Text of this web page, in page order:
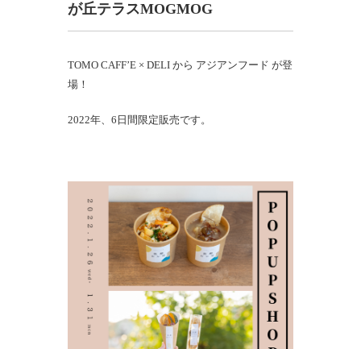
が丘テラスMOGMOG
TOMO CAFF’E × DELI から アジアンフード が登
場！
2022年、6日間限定販売です。